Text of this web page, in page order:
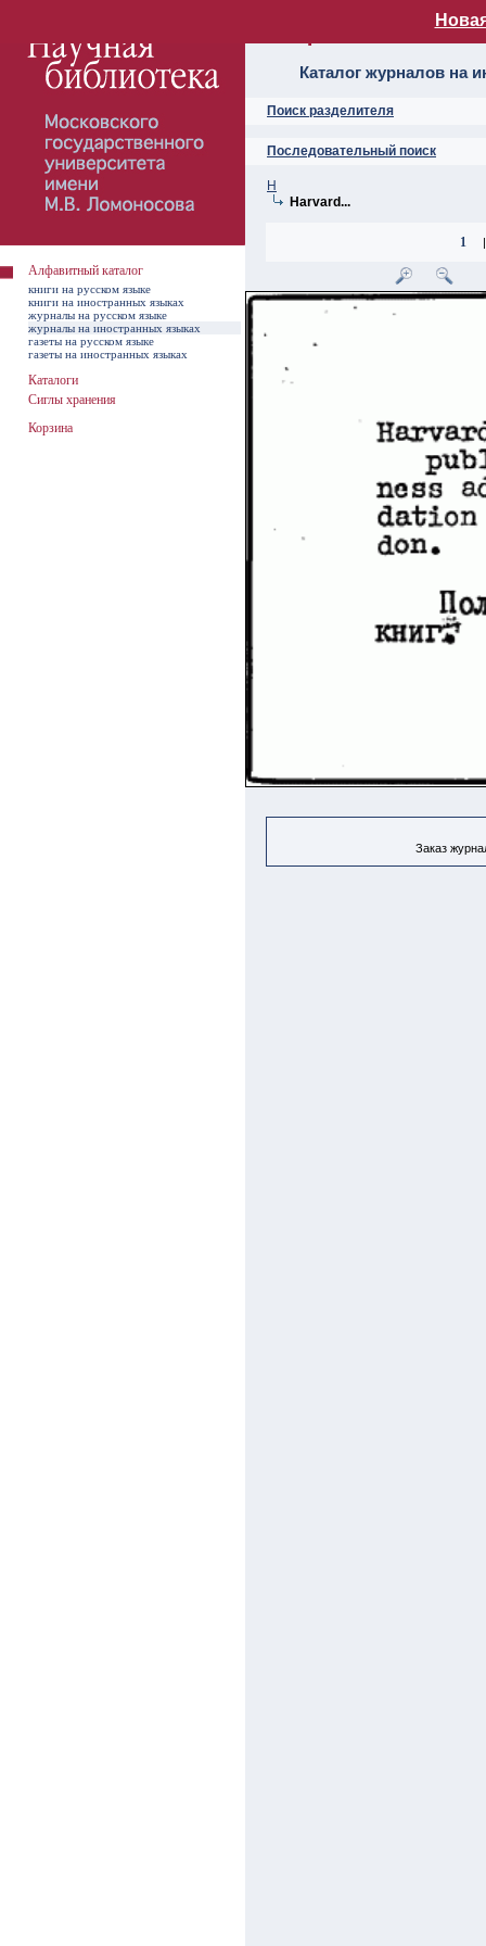
Алфавитный
Каталог журналов на
Поиск разделителя
Последовательный поиск
H
Harvard...
1 |
Заказ
Алфавитный каталог
книги на русском языке
книги на иностранных языках
журналы на русском языке
журналы на иностранных языках
газеты на русском языке
газеты на иностранных языках
Каталоги
Сиглы хранения
Корзина